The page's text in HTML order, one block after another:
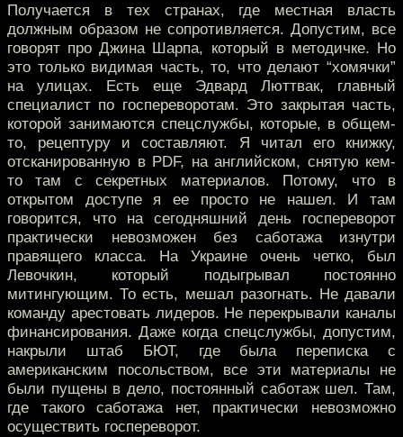
Получается в тех странах, где местная власть
должным образом не сопротивляется. Допустим, все
говорят про Джина Шарпа, который в методичке. Но
это только видимая часть, то, что делают “хомячки”
на улицах. Есть еще Эдвард Люттвак, главный
специалист по госпереворотам. Это закрытая часть,
которой занимаются спецслужбы, которые, в общем-
то, рецептуру и составляют. Я читал его книжку,
отсканированную в PDF, на английском, снятую кем-
то там с секретных материалов. Потому, что в
открытом доступе я ее просто не нашел. И там
говорится, что на сегодняшний день госпереворот
практически невозможен без саботажа изнутри
правящего класса. На Украине очень четко, был
Левочкин, который подыгрывал постоянно
митингующим. То есть, мешал разогнать. Не давали
команду арестовать лидеров. Не перекрывали каналы
финансирования. Даже когда спецслужбы, допустим,
накрыли штаб БЮТ, где была переписка с
американским посольством, все эти материалы не
были пущены в дело, постоянный саботаж шел. Там,
где такого саботажа нет, практически невозможно
осуществить госпереворот.